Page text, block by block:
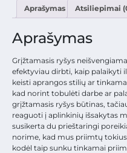
Aprašymas Atsiliepimai
Aprašymas
Grįžtamasis ryšys
efektyviau dirbti, kaip palaikyti
keisti aprangos stilių ar
kad norint tobulėti darbe ar
grįžtamasis ryšys būtinas,
reaguoti į aplinkinių išsakytas
susikerta du prieštaringi
norime, kad mus priimtų
kodėl taip sunku tinkamai